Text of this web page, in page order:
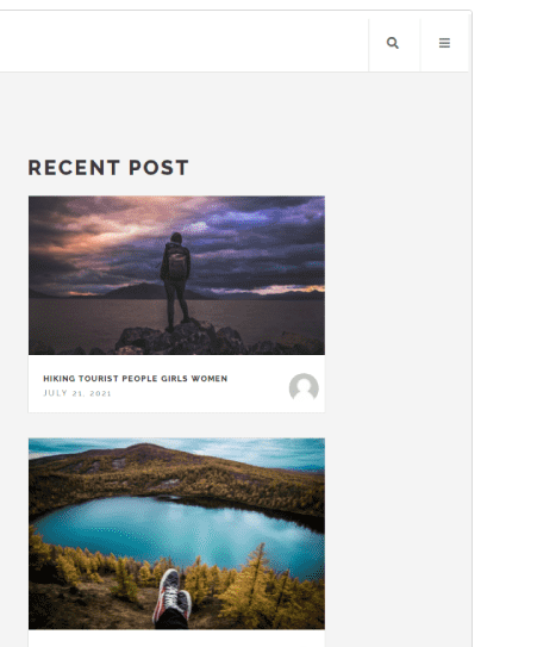
버전
1.0.11
PHP 버전